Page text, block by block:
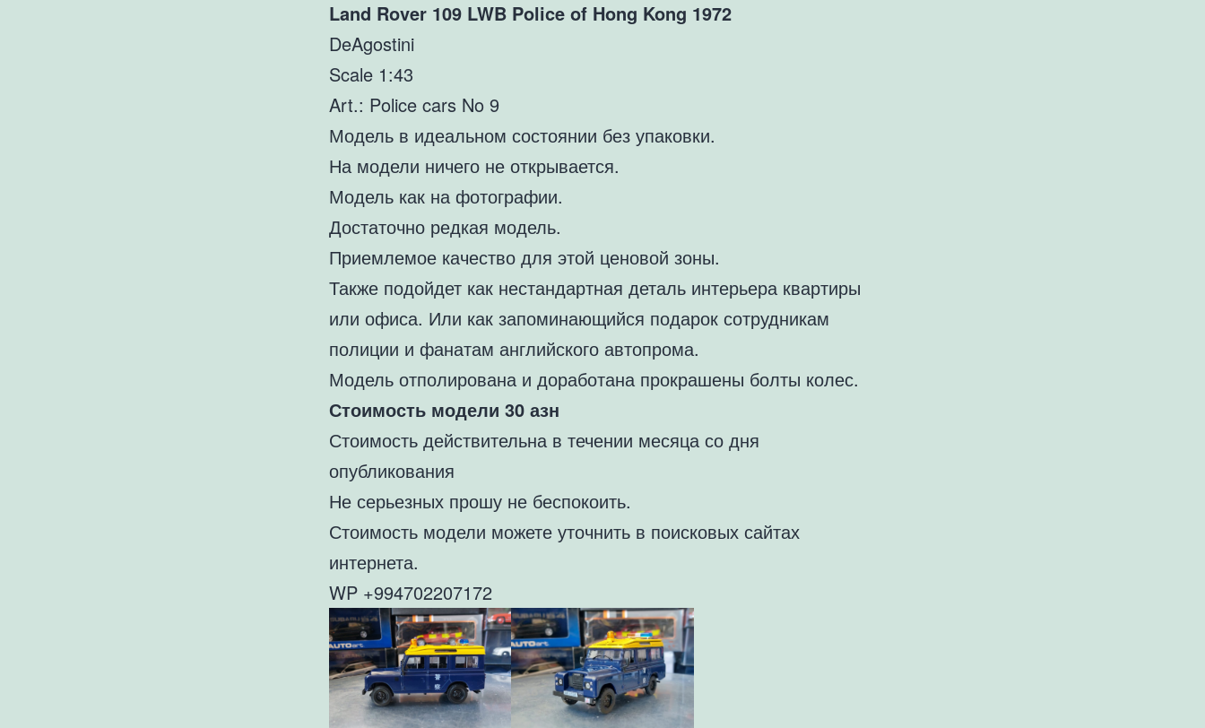
Land Rover 109 LWB Police of Hong Kong 1972
DeAgostini
Scale 1:43
Art.: Police cars No 9
Модель в идеальном состоянии без упаковки.
На модели ничего не открывается.
Модель как на фотографии.
Достаточно редкая модель.
Приемлемое качество для этой ценовой зоны.
Также подойдет как нестандартная деталь интерьера квартиры
или офиса. Или как запоминающийся подарок сотрудникам
полиции и фанатам английского автопрома.
Модель отполирована и доработана прокрашены болты колес.
Стоимость модели 30 азн
Стоимость действительна в течении месяца со дня
опубликования
Не серьезных прошу не беспокоить.
Стоимость модели можете уточнить в поисковых сайтах
интернета.
WP +994702207172